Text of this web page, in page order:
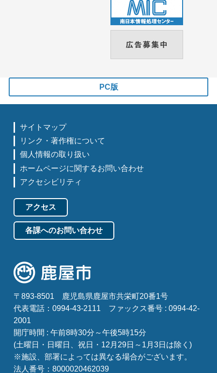
PC版
サイトマップ
リンク・著作権について
個人情報の取り扱い
ホームページに関するお問い合わせ
アクセシビリティ
アクセス
各課へのお問い合わせ
〒893-8501
鹿児島県鹿屋市共栄町20番1号
代表電話：0994-43-2111
ファックス番号 : 0994-42-
2001
開庁時間 : 午前8時30分～午後5時15分
(土曜日・日曜日、祝日・12月29日～1月3日は除く)
※施設、部署によっては異なる場合がございます。
法人番号：8000020462039